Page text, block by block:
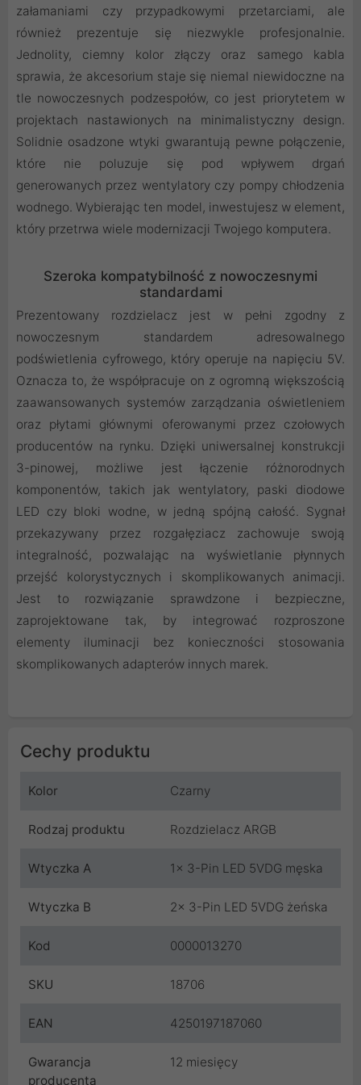
załamaniami czy przypadkowymi przetarciami, ale
również prezentuje się niezwykle profesjonalnie.
Jednolity, ciemny kolor złączy oraz samego kabla
sprawia, że akcesorium staje się niemal niewidoczne na
tle nowoczesnych podzespołów, co jest priorytetem w
projektach nastawionych na minimalistyczny design.
Solidnie osadzone wtyki gwarantują pewne połączenie,
które nie poluzuje się pod wpływem drgań
generowanych przez wentylatory czy pompy chłodzenia
wodnego. Wybierając ten model, inwestujesz w element,
który przetrwa wiele modernizacji Twojego komputera.
Szeroka kompatybilność z nowoczesnymi
standardami
Prezentowany rozdzielacz jest w pełni zgodny z
nowoczesnym standardem adresowalnego
podświetlenia cyfrowego, który operuje na napięciu 5V.
Oznacza to, że współpracuje on z ogromną większością
zaawansowanych systemów zarządzania oświetleniem
oraz płytami głównymi oferowanymi przez czołowych
producentów na rynku. Dzięki uniwersalnej konstrukcji
3-pinowej, możliwe jest łączenie różnorodnych
komponentów, takich jak wentylatory, paski diodowe
LED czy bloki wodne, w jedną spójną całość. Sygnał
przekazywany przez rozgałęziacz zachowuje swoją
integralność, pozwalając na wyświetlanie płynnych
przejść kolorystycznych i skomplikowanych animacji.
Jest to rozwiązanie sprawdzone i bezpieczne,
zaprojektowane tak, by integrować rozproszone
elementy iluminacji bez konieczności stosowania
skomplikowanych adapterów innych marek.
Cechy produktu
Kolor Czarny
Rodzaj produktu Rozdzielacz ARGB
Wtyczka A 1x 3-Pin LED 5VDG męska
Wtyczka B 2x 3-Pin LED 5VDG żeńska
Kod 0000013270
SKU 18706
EAN 4250197187060
Gwarancja
producenta
12 miesięcy